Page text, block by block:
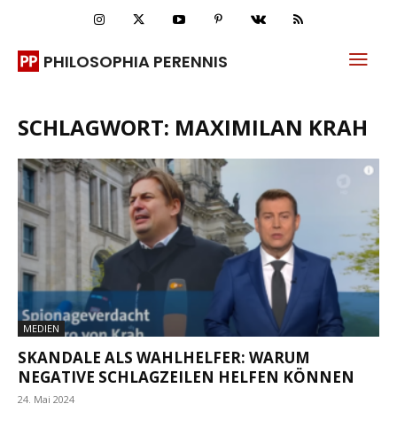
PHILOSOPHIA PERENNIS
SCHLAGWORT: MAXIMILAN KRAH
MEDIEN
SKANDALE ALS WAHLHELFER: WARUM
NEGATIVE SCHLAGZEILEN HELFEN KÖNNEN
24. Mai 2024